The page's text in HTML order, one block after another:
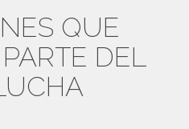
QUE
DEL